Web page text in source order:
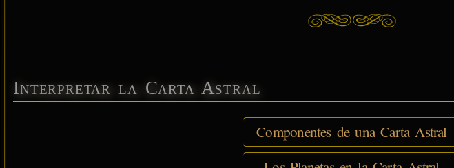
Interpretar la Carta Astral
Componentes de una Carta Astral